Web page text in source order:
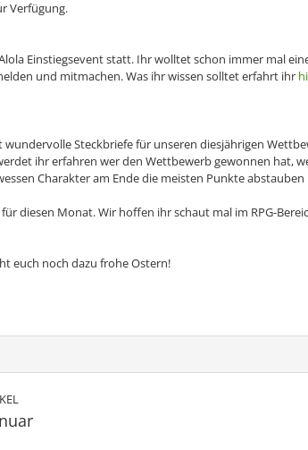
Verfügung.
Einstiegsevent statt. Ihr wolltet schon immer mal
und mitmachen. Was ihr wissen solltet erfahrt ihr
Steckbriefe für unseren diesjährigen
ihr erfahren wer den Wettbewerb gewonnen hat,
Charakter am Ende die meisten Punkte
für diesen Monat. Wir hoffen ihr schaut mal im RPG-
euch noch dazu frohe Ostern!